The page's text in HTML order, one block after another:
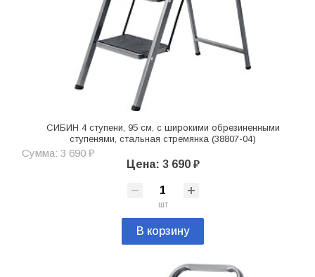
СИБИН 4 ступени, 95 см, c широкими обрезиненными
ступенями, стальная стремянка (38807-04)
Сумма: 3 690 ₽
Цена: 3 690 ₽
шт
В корзину